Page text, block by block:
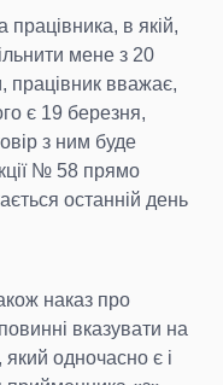
працівника, в якій,
мене з 20
працівник вважає,
є 19 березня,
з ним буде
№ 58 прямо
останній день
наказ про
вказувати на
одночасно є і